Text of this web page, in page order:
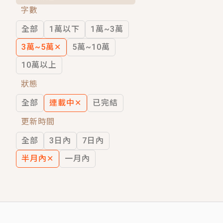
穿越｜《穿越遠古後成了野人娘子》你
字數
全部
1萬以下
1萬~3萬
3萬~5萬 ✕
5萬~10萬
10萬以上
狀態
全部
連載中 ✕
已完結
更新時間
全部
3日內
7日內
半月內 ✕ 一月內